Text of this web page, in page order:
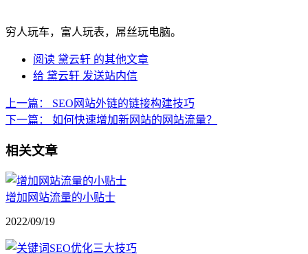
穷人玩车，富人玩表，屌丝玩电脑。
阅读 黛云轩 的其他文章
给 黛云轩 发送站内信
上一篇：
SEO网站外链的链接构建技巧
下一篇：
如何快速增加新网站的网站流量？
相关文章
增加网站流量的小贴士
2022/09/19